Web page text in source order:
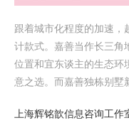
跟着城市化程度的加速，
计款式。嘉善当作长三角
位置和宜东谈主的生态环
意之选。而嘉善独栋别墅
上海辉铭歆信息咨询工作